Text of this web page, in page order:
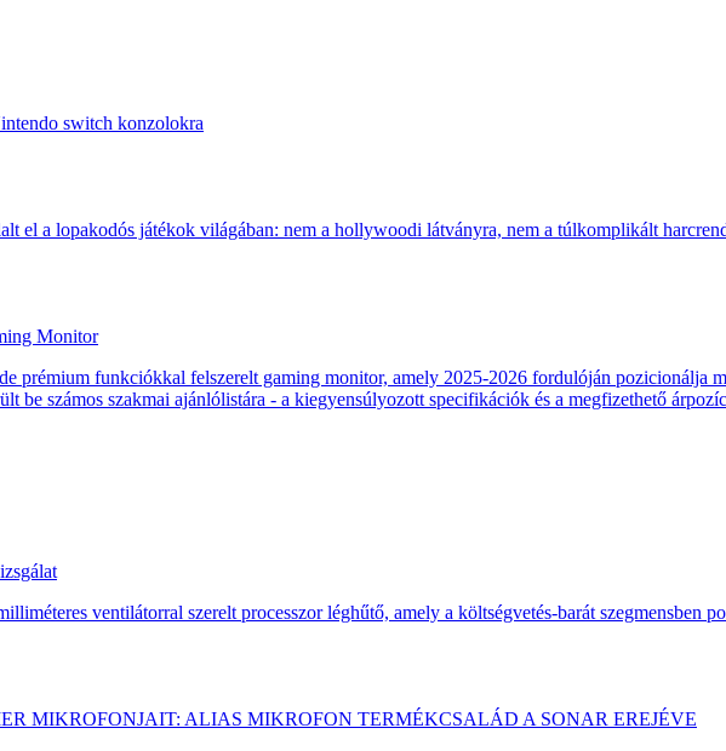
switch konzolokra
el a lopakodós játékok világában: nem a hollywoodi látványra, nem a túlkomplikált
Monitor
funkciókkal felszerelt gaming monitor, amely 2025-2026 fordulóján pozicionálja
be számos szakmai ajánlólistára - a kiegyensúlyozott specifikációk és a megfizethető
ventilátorral szerelt processzor léghűtő, amely a költségvetés-barát szegmensben
MIKROFONJAIT: ALIAS MIKROFON TERMÉKCSALÁD A SONAR EREJÉVE